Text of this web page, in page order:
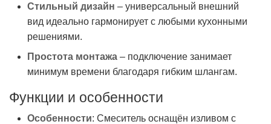
Стильный дизайн – универсальный внешний
вид идеально гармонирует с любыми кухонными
решениями.
Простота монтажа – подключение занимает
минимум времени благодаря гибким шлангам.
Функции и особенности
Особенности: Смеситель оснащён изливом с